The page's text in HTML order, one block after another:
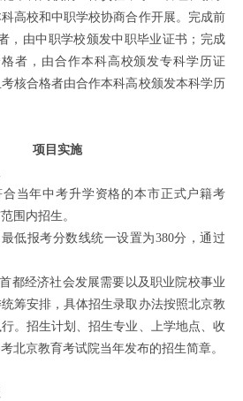
高校和中职学校协商合作开展。完成前
，由中职学校颁发中职毕业证书；完成
者，由合作本科高校颁发专科学历证
核合格者由合作本科高校颁发本科学历
项目实施
合当年中考升学资格的本市正式户籍考
围内招生。
低报考分数线统一设置为380分，通过
都经济社会发展需要以及职业院校事业
筹安排，具体招生录取办法按照北京教
。招生计划、招生专业、上学地点、收
北京教育考试院当年发布的招生简章。